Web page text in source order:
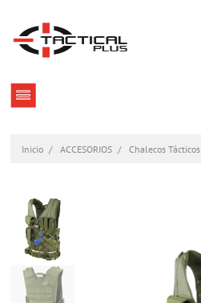
Inicio ACCESORIOS Chalecos Tácticos